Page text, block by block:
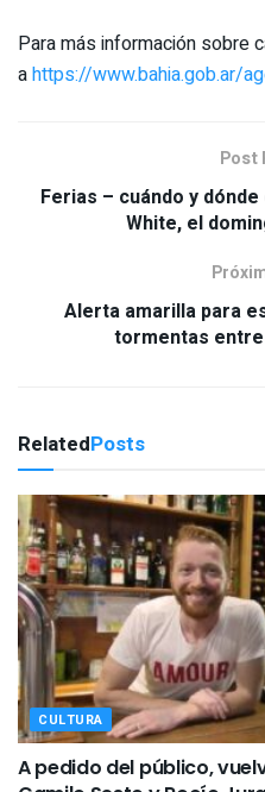
Para más información sobre
ahttps://www.bahia.gob.ar/
Post
Ferias – cuándo y
White, el
Alerta amarilla para
tormentas entre
RelatedPosts
CULTURA
A pedido del público,